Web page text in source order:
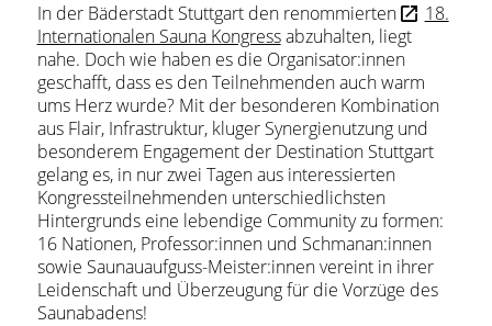
In der Bäderstadt Stuttgart den renommierten
18.
Internationalen Sauna Kongressabzuhalten, liegt
nahe. Doch wie haben es die Organisator:innen
geschafft, dass es den Teilnehmenden auch warm
ums Herz wurde? Mit der besonderen Kombination
aus Flair, Infrastruktur, kluger Synergienutzung und
besonderem Engagement der Destination Stuttgart
gelang es, in nur zwei Tagen aus interessierten
Kongressteilnehmenden unterschiedlichsten
Hintergrunds eine lebendige Community zu formen:
16 Nationen, Professor:innen und Schmanan:innen
sowie Saunauaufguss-Meister:innen vereint in ihrer
Leidenschaft und Überzeugung für die Vorzüge des
Saunabadens!